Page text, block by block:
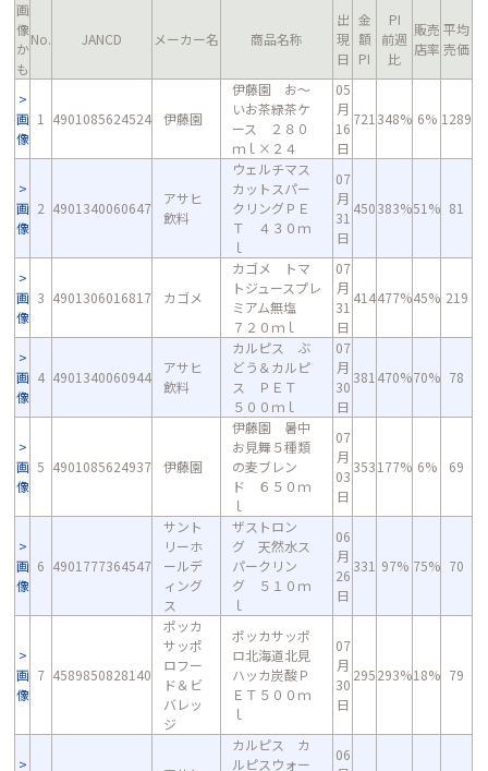
画
像
か
も
No. JANCD メーカー名 商品名称
出
現
日
金
額
PI
PI
前週
比
販売
店率
平均
売価
画
像
1 4901085624524 伊藤園
伊藤園 お～
いお茶緑茶ケ
ース ２８０
ｍｌ×２４
05
月
16
日
721 348% 6% 1289
画
像
2 4901340060647
アサヒ
飲料
ウェルチマス
カットスパー
クリングＰＥ
Ｔ ４３０ｍ
ｌ
07
月
31
日
450383%51% 81
画
像
3 4901306016817 カゴメ
カゴメ トマ
トジュースプレ
ミアム無塩
７２０ｍｌ
07
月
31
日
414477%45% 219
画
像
4 4901340060944
アサヒ
飲料
カルピス ぶ
どう＆カルピ
ス ＰＥＴ
５００ｍｌ
07
月
30
日
381 470%70% 78
画
像
5 4901085624937 伊藤園
伊藤園 暑中
お見舞５種類
の麦ブレン
ド ６５０ｍ
ｌ
07
月
03
日
353177% 6% 69
画
像
6 4901777364547
サント
リーホ
ールデ
ィング
ス
ザストロン
グ 天然水ス
パークリン
グ ５１０ｍ
ｌ
06
月
26
日
331 97% 75% 70
画
像
7 4589850828140
ポッカ
サッポ
ロフー
ド＆ビ
バレッ
ジ
ポッカサッポ
ロ北海道北見
ハッカ炭酸Ｐ
ＥＴ５００ｍ
ｌ
07
月
30
日
295293%18% 79
カルピス カ
ルピスウォー
06